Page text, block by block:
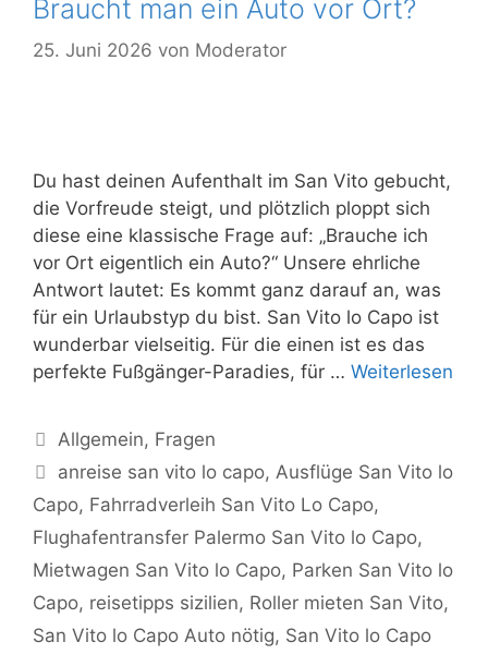
Braucht man ein Auto vor Ort?
25. Juni 2026 von Moderator
Du hast deinen Aufenthalt im San Vito gebucht,
die Vorfreude steigt, und plötzlich ploppt sich
diese eine klassische Frage auf: „Brauche ich
vor Ort eigentlich ein Auto?“ Unsere ehrliche
Antwort lautet: Es kommt ganz darauf an, was
für ein Urlaubstyp du bist. San Vito lo Capo ist
wunderbar vielseitig. Für die einen ist es das
perfekte Fußgänger-Paradies, für … Weiterlesen
Kategorien
Allgemein, Fragen
Schlagwörter
anreise san vito lo capo,Ausflüge San Vito lo
Capo, Fahrradverleih San Vito Lo Capo,
Flughafentransfer Palermo San Vito lo Capo,
Mietwagen San Vito lo Capo, Parken San Vito lo
Capo, reisetipps sizilien, Roller mieten San Vito,
San Vito lo Capo Auto nötig, San Vito lo Capo